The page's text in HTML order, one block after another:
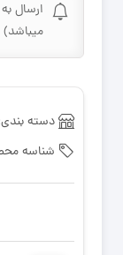
میباشد)
دسته
شناسه